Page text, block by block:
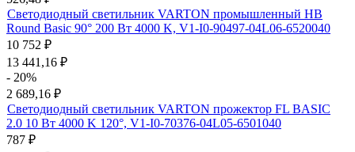
Светодиодный светильник VARTON промышленный HB
Round Basic 90° 200 Вт 4000 K, V1-I0-90497-04L06-6520040
10 752 ₽
13 441,16 ₽
- 20%
2 689,16 ₽
Светодиодный светильник VARTON прожектор FL BASIC
2.0 10 Вт 4000 K 120°, V1-I0-70376-04L05-6501040
787 ₽